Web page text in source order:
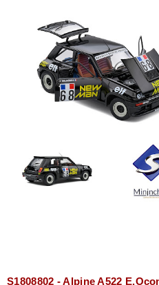
S1808802 - Alpine A522